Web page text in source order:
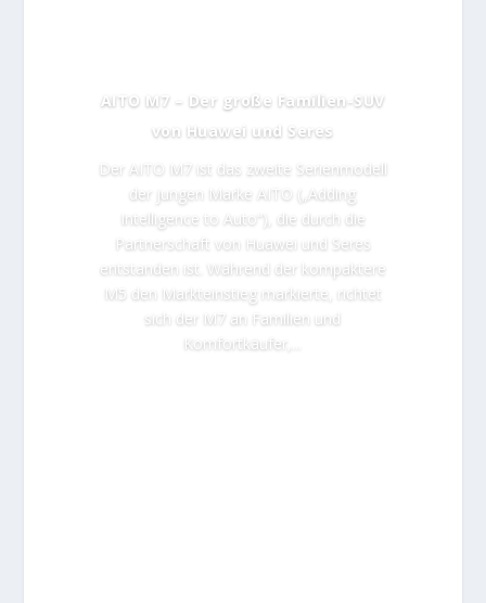
AITO M7 – Der große Familien-SUV
von Huawei und Seres
Der AITO M7 ist das zweite Serienmodell
der jungen Marke AITO („Adding
Intelligence to Auto“), die durch die
Partnerschaft von Huawei und Seres
entstanden ist. Während der kompaktere
M5 den Markteinstieg markierte, richtet
sich der M7 an Familien und
Komfortkäufer,...